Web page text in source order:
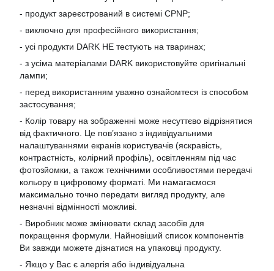
- продукт зареєстрований в системі CPNP;
- виключно для професійного використання;
- усі продукти DARK НЕ тестують на тваринах;
- з усіма матеріалами DARK використовуйте оригінальні
лампи;
- перед використанням уважно ознайомтеся із способом
застосування;
- Колір товару на зображенні може несуттєво відрізнятися
від фактичного. Це пов’язано з індивідуальними
налаштуваннями екранів користувачів (яскравість,
контрастність, колірний профіль), освітленням під час
фотозйомки, а також технічними особливостями передачі
кольору в цифровому форматі. Ми намагаємося
максимально точно передати вигляд продукту, але
незначні відмінності можливі.
- Виробник може змінювати склад засобів для
покращення формули. Найновіший список компонентів
Ви завжди можете дізнатися на упаковці продукту.
- Якщо у Вас є алергія або індивідуальна